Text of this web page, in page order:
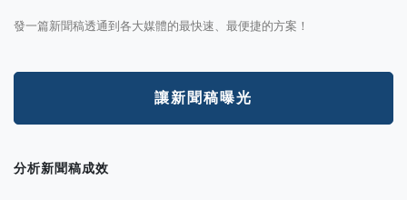
發一篇新聞稿透通到各大媒體的最快速、最便捷的方案！
讓新聞稿曝光
分析新聞稿成效